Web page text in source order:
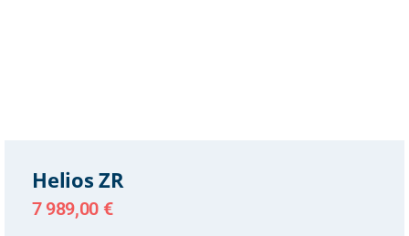
Helios ZR
7 989,00 €